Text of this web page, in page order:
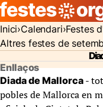
Inici Calendari Festes
Altres festes de
Enllaços
Diada de Mallorca -
pobles de Mallorca en